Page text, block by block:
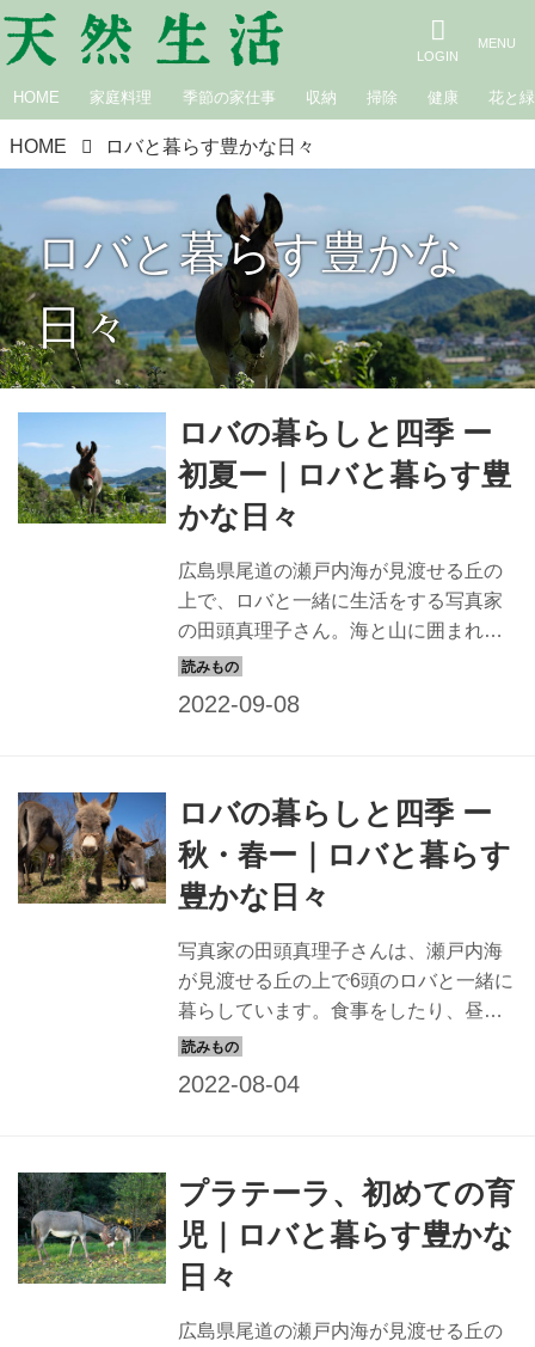
HOME 家庭料理 季節の家仕事 収納 掃除 健康 花と緑
HOME ロバと暮らす豊かな日々
ロバと暮らす豊かな
日々
ロバの暮らしと四季 ー
初夏ー｜ロバと暮らす豊
かな日々
広島県尾道の瀬戸内海が見渡せる丘の
上で、ロバと一緒に生活をする写真家
の田頭真理子さん。海と山に囲まれ
た、雄大な自然の中でロバはどんな風
ロバの暮らしと四季 ー
秋・春ー｜ロバと暮らす
豊かな日々
写真家の田頭真理子さんは、瀬戸内海
が見渡せる丘の上で6頭のロバと一緒に
暮らしています。食事をしたり、昼寝
をしたり、じゃれあったり。広島県尾
プラテーラ、初めての育
児｜ロバと暮らす豊かな
日々
広島県尾道の瀬戸内海が見渡せる丘の